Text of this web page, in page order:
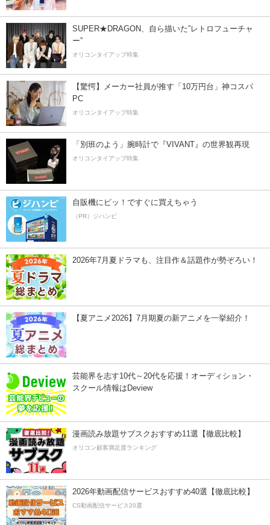
SUPER★DRAGON、自ら描いた”レトロフューチャ
ー”
オリコンタイアップ特集
【驚愕】メーカー社員が推す「10万円台」神コスパ
PC
オリコンタイアップ特集
「別班のよう」腕時計で『VIVANT』の世界観再現
オリコンタイアップ特集
自販機にピッ！ですぐに買えちゃう
（PR）ジハンピ
2026年7月夏ドラマも、注目作＆話題作が勢ぞろい！
【夏アニメ2026】7月期夏の新アニメを一挙紹介！
芸能界を志す10代～20代を応援！オーディション・
スクール情報はDeview
漫画読み放題サブスクおすすめ11選【徹底比較】
オリコン顧客満足度ランキング
2026年動画配信サービスおすすめ40選【徹底比較】
CS動画配信サービス20選